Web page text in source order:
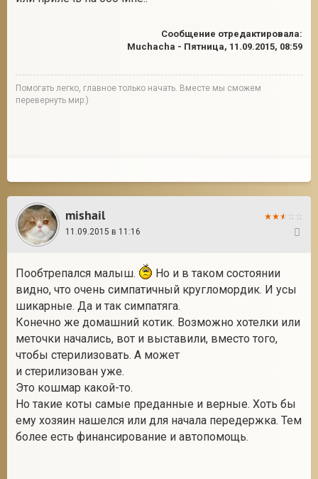
Сообщение отредактировала:
Muchacha - Пятница, 11.09.2015, 08:59
Помогать легко, главное только начать. Вместе мы сможем
перевернуть мир:)
mishail
11.09.2015 в 11:16
Пообтрепался малыш.
Но и в таком состоянии
видно, что очень симпатичный кругломордик. И усы
шикарные. Да и так симпатяга.
Конечно же домашний котик. Возможно хотелки или
меточки начались, вот и выставили, вместо того,
чтобы стерилизовать. А может
и стерилизован уже.
Это кошмар какой-то.
Но такие коты самые преданные и верные. Хоть бы
ему хозяин нашелся или для начала передержка. Тем
более есть финансирование и автопомощь.